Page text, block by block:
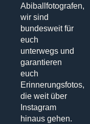
Abiballfotografen,
wir sind
bundesweit für
euch
unterwegs und
garantieren
euch
Erinnerungsfotos,
die weit über
Instagram
hinaus gehen.